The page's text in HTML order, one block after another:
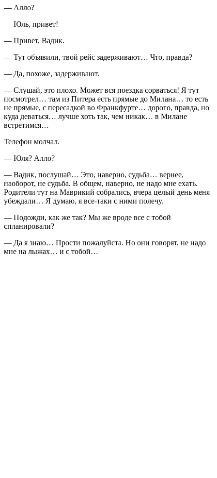
— Алло?
— Юль, привет!
— Привет, Вадик.
— Тут объявили, твой рейс задерживают… Что, правда?
— Да, похоже, задерживают.
— Слушай, это плохо. Может вся поездка сорваться! Я тут
посмотрел… там из Питера есть прямые до Милана… то есть
не прямые, с пересадкой во Франкфурте… дорого, правда, но
куда деваться… лучше хоть так, чем никак… в Милане
встретимся…
Телефон молчал.
— Юля? Алло?
— Вадик, послушай… Это, наверно, судьба… вернее,
наоборот, не судьба. В общем, наверно, не надо мне ехать.
Родители тут на Маврикий собрались, вчера целый день меня
убеждали… Я думаю, я все-таки с ними полечу.
— Подожди, как же так? Мы же вроде все с тобой
спланировали?
— Да я знаю… Прости пожалуйста. Но они говорят, не надо
мне на лыжах… и с тобой…